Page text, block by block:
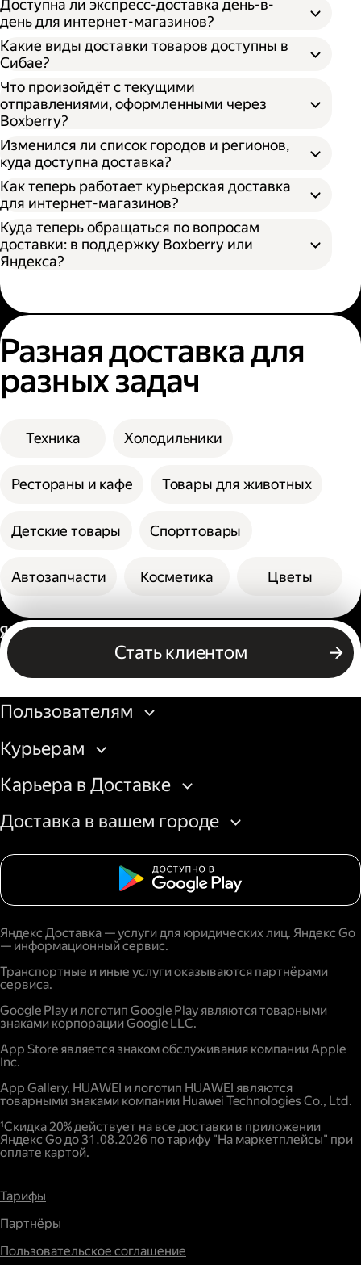
Доступна ли экспресс-доставка день-в-
день для интернет-магазинов?
Какие виды доставки товаров доступны в
Сибае?
Что произойдёт с текущими
отправлениями, оформленными через
Boxberry?
Изменился ли список городов и регионов,
куда доступна доставка?
Как теперь работает курьерская доставка
для интернет-магазинов?
Куда теперь обращаться по вопросам
доставки: в поддержку Boxberry или
Яндекса?
Разная доставка для
разных задач
Техника Холодильники
Рестораны и кафе Товары для животных
Детские товары Спорттовары
Автозапчасти Косметика Цветы
Стать клиентом
Россия
Бизнесу
Пользователям
Курьерам
Карьера в Доставке
Доставка в вашем городе
Яндекс Доставка — услуги для юридических лиц. Яндекс Go
— информационный сервис.
Транспортные и иные услуги оказываются партнёрами
сервиса.
Google Play и логотип Google Play являются товарными
знаками корпорации Google LLC.
App Store является знаком обслуживания компании Apple
Inc.
App Gallery, HUAWEI и логотип HUAWEI являются
товарными знаками компании Huawei Technologies Co., Ltd.
¹Скидка 20% действует на все доставки в приложении
Яндекс Go до 31.08.2026 по тарифу "На маркетплейсы" при
оплате картой.
Тарифы
Партнёры
Пользовательское соглашение